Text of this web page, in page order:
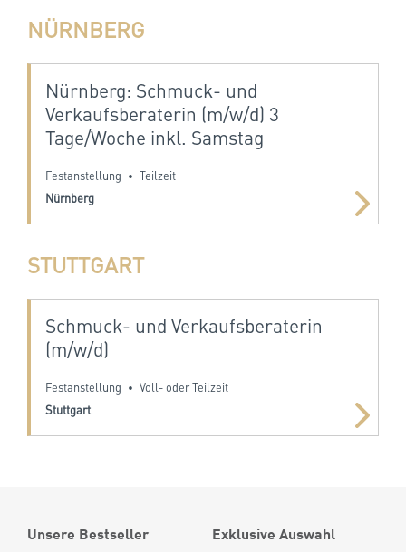
NÜRNBERG
Nürnberg: Schmuck- und
Verkaufsberaterin (m/w/d) 3
Tage/Woche inkl. Samstag
Festanstellung • Teilzeit
Nürnberg
STUTTGART
Schmuck- und Verkaufsberaterin
(m/w/d)
Festanstellung • Voll- oder Teilzeit
Stuttgart
Unsere Bestseller Exklusive Auswahl